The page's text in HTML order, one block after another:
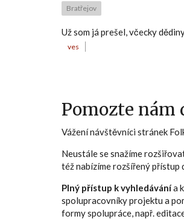
Bratřejov
Už som já prešel, včecky
ves
Pomozte
Vážení návštěvníci stránek
Neustále se snažíme
též nabízíme rozšířený přístup
Plný přístup k vyhledávánía
spolupracovníky projektu a
formy spolupráce, např.